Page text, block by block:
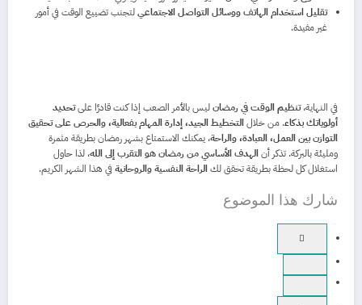
تقليل استخدام الهاتف ووسائل التواصل الاجتماعيلتجنب تضييع الوقت في أمور
غير مفيدة.
في النهاية،تنظيم الوقت في رمضانليس بالأمر الصعب إذا كنت قادرًا علىتحديد
أولوياتك بذكاء. من خلالالتخطيط الجيد، إدارة المهام بفعالية، والحرص على تحقيق
التوازن بين العمل، العبادة، والراحة، يمكنك الاستمتاع بشهر رمضان بطريقة مثمرة
ومليئة بالبركة. تذكر أنالهدف الأساسي من رمضان هو التقرب إلى الله، لذا حاول
استغلال كل لحظة بطريقة تحقق لكالراحة النفسية والروحانيةفي هذا الشهر الكريم.
شارك هذا الموضوع